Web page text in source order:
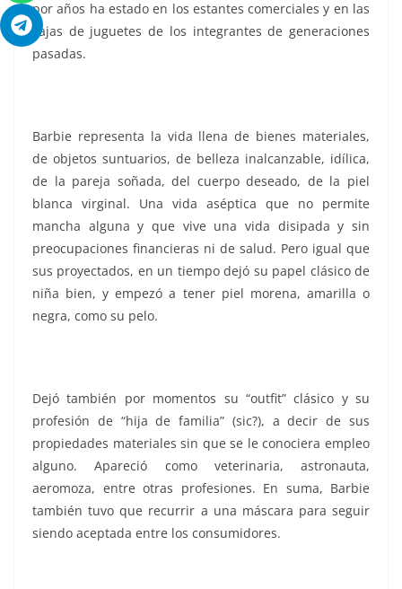
por años ha estado en los estantes comerciales y en las
cajas de juguetes de los integrantes de generaciones
pasadas.
Barbie representa la vida llena de bienes materiales,
de objetos suntuarios, de belleza inalcanzable, idílica,
de la pareja soñada, del cuerpo deseado, de la piel
blanca virginal. Una vida aséptica que no permite
mancha alguna y que vive una vida disipada y sin
preocupaciones financieras ni de salud. Pero igual que
sus proyectados, en un tiempo dejó su papel clásico de
niña bien, y empezó a tener piel morena, amarilla o
negra, como su pelo.
Dejó también por momentos su “outfit” clásico y su
profesión de “hija de familia” (sic?), a decir de sus
propiedades materiales sin que se le conociera empleo
alguno. Apareció como veterinaria, astronauta,
aeromoza, entre otras profesiones. En suma, Barbie
también tuvo que recurrir a una máscara para seguir
siendo aceptada entre los consumidores.